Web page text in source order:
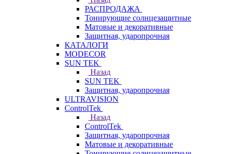
РАСПРОДАЖА
Тонирующие солнцезащитные
Матовые и декоративные
Защитная, ударопрочная
КАТАЛОГИ
MODECOR
SUN TEK
Назад
SUN TEK
Защитная, ударопрочная
ULTRAVISION
ControlTek
Назад
ControlTek
Защитная, ударопрочная
Матовые и декоративные